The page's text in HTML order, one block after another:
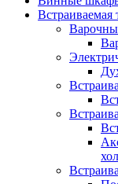
Встраиваемая